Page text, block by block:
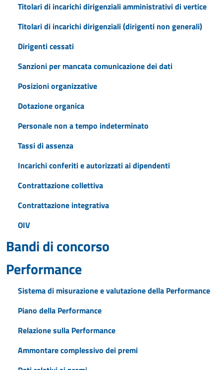
Titolari di incarichi dirigenziali amministrativi di vertice
Titolari di incarichi dirigenziali (dirigenti non generali)
Dirigenti cessati
Sanzioni per mancata comunicazione dei dati
Posizioni organizzative
Dotazione organica
Personale non a tempo indeterminato
Tassi di assenza
Incarichi conferiti e autorizzati ai dipendenti
Contrattazione collettiva
Contrattazione integrativa
OIV
Bandi di concorso
Performance
Sistema di misurazione e valutazione della Performance
Piano della Performance
Relazione sulla Performance
Ammontare complessivo dei premi